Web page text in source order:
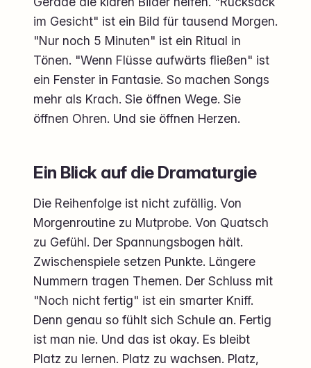
im Gesicht" ist ein Bild für tausend Morgen.
"Nur noch 5 Minuten" ist ein Ritual in
Tönen. "Wenn Flüsse aufwärts fließen" ist
ein Fenster in Fantasie. So machen Songs
mehr als Krach. Sie öffnen Wege. Sie
öffnen Ohren. Und sie öffnen Herzen.
Ein Blick auf die Dramaturgie
Die Reihenfolge ist nicht zufällig. Von
Morgenroutine zu Mutprobe. Von Quatsch
zu Gefühl. Der Spannungsbogen hält.
Zwischenspiele setzen Punkte. Längere
Nummern tragen Themen. Der Schluss mit
"Noch nicht fertig" ist ein smarter Kniff.
Denn genau so fühlt sich Schule an. Fertig
ist man nie. Und das ist okay. Es bleibt
Platz zu lernen. Platz zu wachsen. Platz,